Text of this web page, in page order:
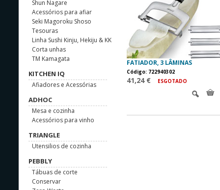
Shun Nagare
Acessórios para afiar
Seki Magoroku Shoso
Tesouras
Linha Sushi Kinju, Hekiju & KK
Corta unhas
TM Kamagata
KITCHEN IQ
Afiadores e Acessórias
ADHOC
Mesa e cozinha
Acessórios para vinho
TRIANGLE
Utensilios de cozinha
PEBBLY
Tábuas de corte
Conservar
FATIADOR, 3 LÂMINAS
Código: 722940302
41,24 € ESGOTADO